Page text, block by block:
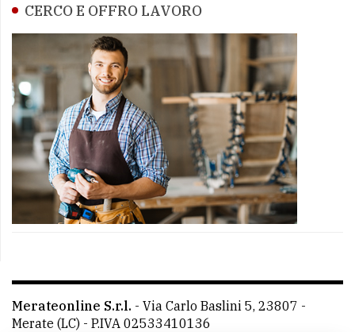
CERCO E OFFRO LAVORO
Merateonline S.r.l. - Via Carlo Baslini 5, 23807 -
Merate (LC) - P.IVA 02533410136